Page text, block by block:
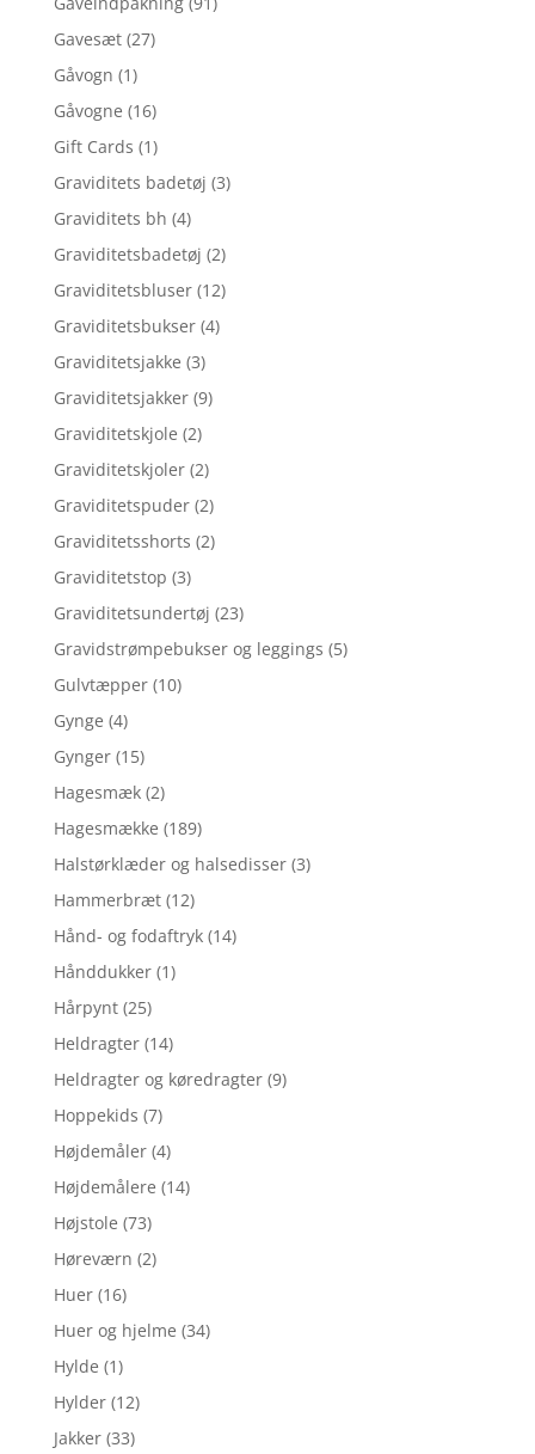
Gavesæt (27)
Gåvogn (1)
Gåvogne (16)
Gift Cards (1)
Graviditets badetøj (3)
Graviditets bh (4)
Graviditetsbadetøj (2)
Graviditetsbluser (12)
Graviditetsbukser (4)
Graviditetsjakke (3)
Graviditetsjakker (9)
Graviditetskjole (2)
Graviditetskjoler (2)
Graviditetspuder (2)
Graviditetsshorts (2)
Graviditetstop (3)
Graviditetsundertøj (23)
Gravidstrømpebukser og leggings (5)
Gulvtæpper (10)
Gynge (4)
Gynger (15)
Hagesmæk (2)
Hagesmække (189)
Halstørklæder og halsedisser (3)
Hammerbræt (12)
Hånd- og fodaftryk (14)
Hånddukker (1)
Hårpynt (25)
Heldragter (14)
Heldragter og køredragter (9)
Hoppekids (7)
Højdemåler (4)
Højdemålere (14)
Højstole (73)
Høreværn (2)
Huer (16)
Huer og hjelme (34)
Hylde (1)
Hylder (12)
Jakker (33)